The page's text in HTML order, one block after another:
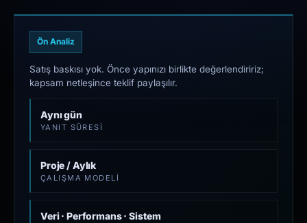
Ön Analiz
Satış baskısı yok. Önce yapınızı birlikte değerlendiririz;
kapsam netleşince teklif paylaşılır.
Aynı gün
YANIT SÜRESI
Proje / Aylık
ÇALIŞMA MODELI
Veri · Performans · Sistem